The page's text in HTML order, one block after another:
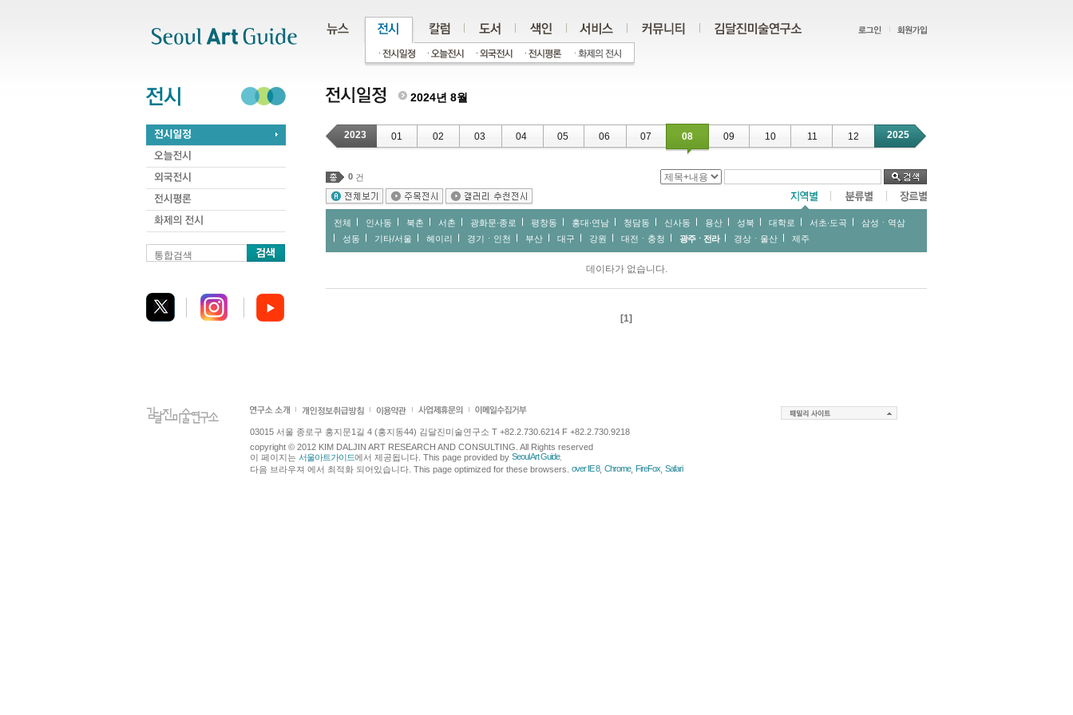
통합검색
2024년 8월
2023 01 02 03 04 05 06 07 08 09 10 11 12 2025
0 건
전체 인사동 북촌 서촌 광화문∙종로 평창동 홍대∙연남 청담동 신사동 용산 성북 대학로 서초∙도곡
삼성ㆍ역삼
성동
기타/서울 헤이리 경기ㆍ인천 부산 대구 강원 대전ㆍ충청 광주ㆍ전라 경상ㆍ울산 제주
데이타가 없습니다.
[1]
03015 서울 종로구 홍지문1길 4 (홍지동44) 김달진미술연구소 T +82.2.730.6214 F +82.2.730.9218
copyright © 2012 KIM DALJIN ART RESEARCH AND CONSULTING. All Rights reserved
이 페이지는 서울아트가이드에서 제공됩니다. This page provided by Seoul Art Guide.
다음 브라우져 에서 최적화 되어있습니다. This page optimized for these browsers. over IE 8, Chrome, FireFox Safari